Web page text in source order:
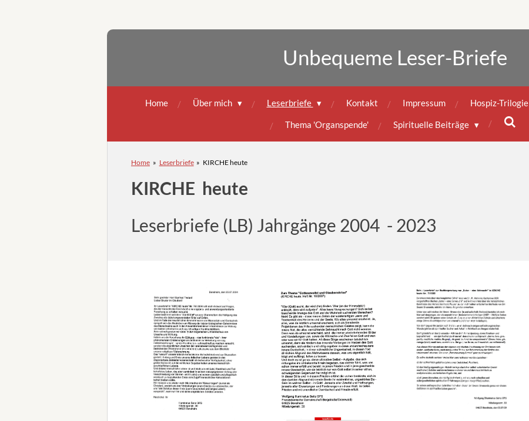
Unbequeme Leser-Briefe
Home Über mich Leserbriefe Kontakt Impressum Hospiz-Trilogie
Thema 'Organspende' Spirituelle Beiträge
Home » Leserbriefe » KIRCHE heute
KIRCHE heute
Leserbriefe (LB) Jahrgänge 2004 - 2023